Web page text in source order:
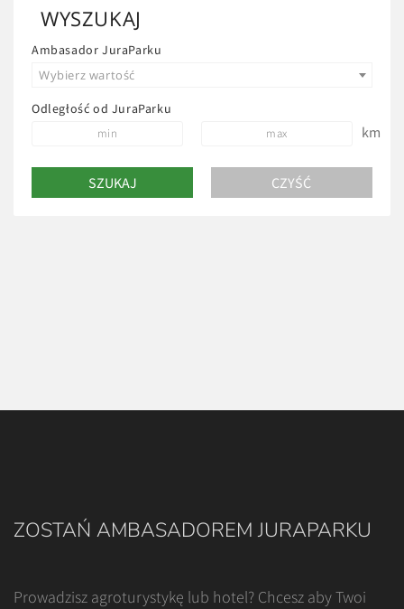
WYSZUKAJ
Ambasador JuraParku
Wybierz wartość
Odległość od JuraParku
km
ZOSTAŃ AMBASADOREM JURAPARKU
Prowadzisz agroturystykę lub hotel? Chcesz aby Twoi